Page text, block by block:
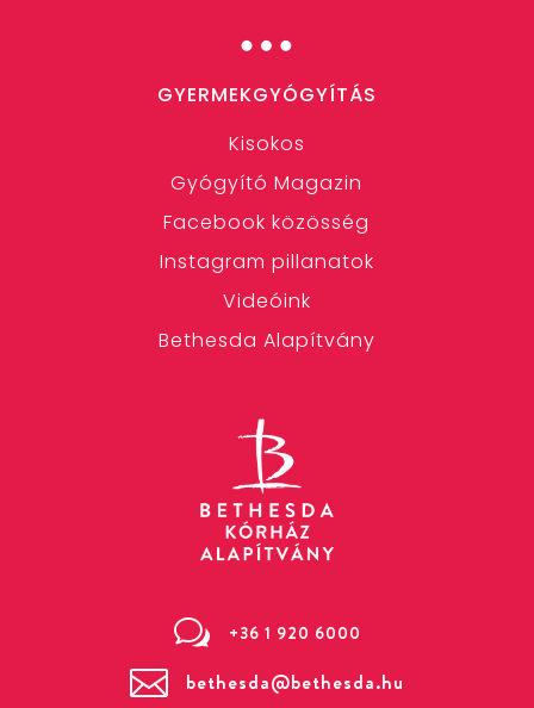
…
GYERMEKGYÓGYÍTÁS
Kisokos
Gyógyító Magazin
Facebook közösség
Instagram pillanatok
Videóink
Bethesda Alapítvány
w +36 1 920 6000
 bethesda@bethesda.hu